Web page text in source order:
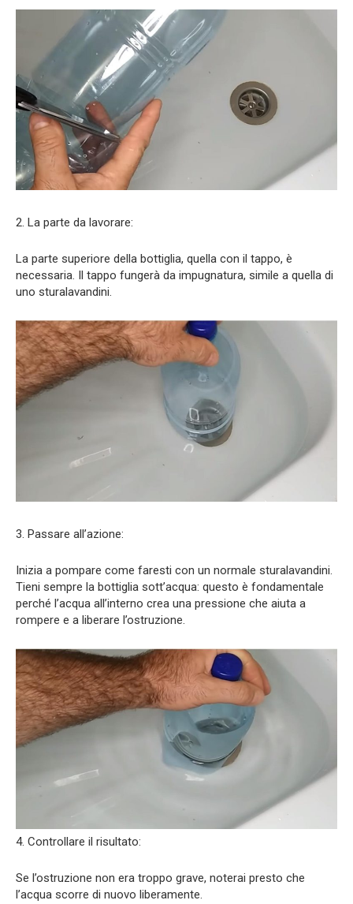
2. La parte da lavorare:
La parte superiore della bottiglia, quella con il tappo, è
necessaria. Il tappo fungerà da impugnatura, simile a quella di
uno sturalavandini.
3. Passare all’azione:
Inizia a pompare come faresti con un normale sturalavandini.
Tieni sempre la bottiglia sott’acqua: questo è fondamentale
perché l’acqua all’interno crea una pressione che aiuta a
rompere e a liberare l’ostruzione.
4. Controllare il risultato:
Se l’ostruzione non era troppo grave, noterai presto che
l’acqua scorre di nuovo liberamente.